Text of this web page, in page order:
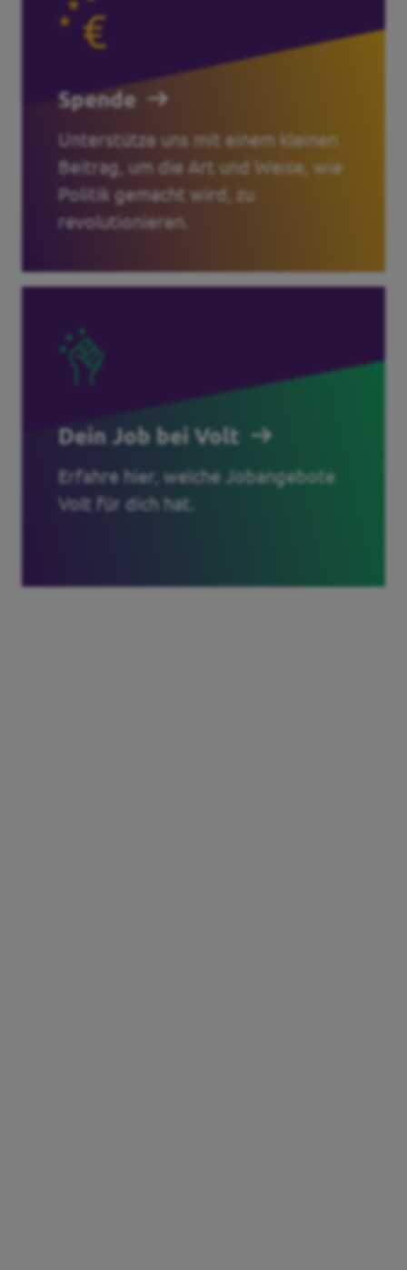
Spende
Unterstütze uns mit einem kleinen
Beitrag, um die Art und Weise, wie
Politik gemacht wird, zu
revolutionieren.
Dein Job bei Volt
Erfahre hier, welche Jobangebote
Volt für dich hat.